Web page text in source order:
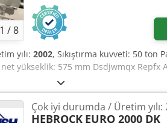
1 /8
yılı: 2002, Sıkıştırma kuvveti: 50 ton
yükseklik: 575 mm Dsdjwmqx Repfx
Çok iyi durumda / Üretim yılı:
HEBROCK EURO 2000 DK